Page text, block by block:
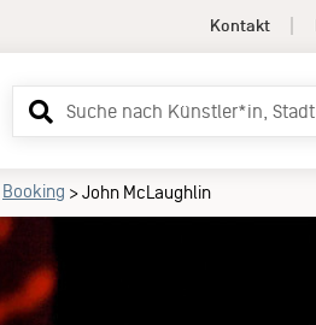
Kontakt
Suchbegriff
eingeben
Booking >John McLaughlin